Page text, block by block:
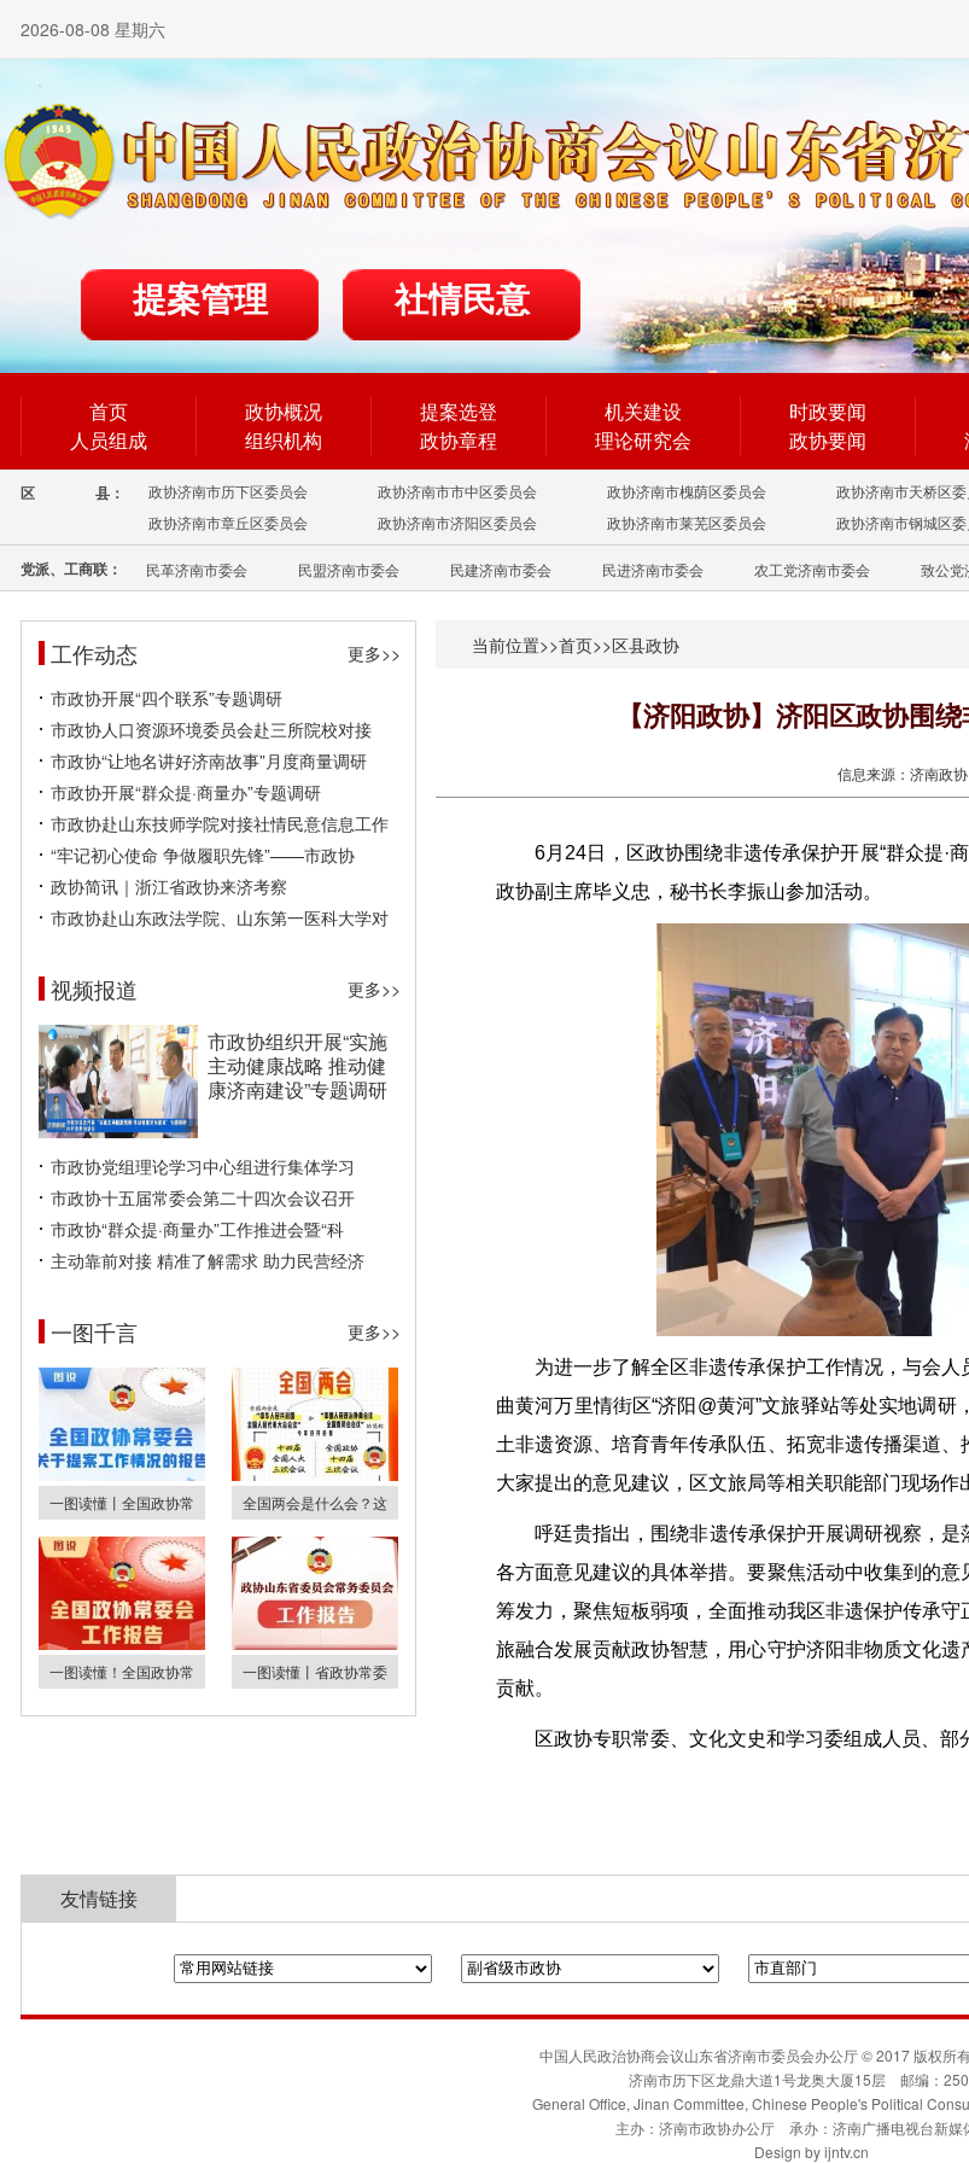
2026-08-08 星期六
提案管理 社情民意
首页
人员组成
政协概况
组织机构
提案选登
政协章程
机关建设
理论研究会
时政要闻
政协要闻
区 县： 政协济南市历下区委员会 政协济南市市中区委员会 政协济南市槐荫区委员会 政协济南市天桥区
政协济南市章丘区委员会
政协济南市济阳区委员会 政协济南市莱芜区委员会 政协济南市钢城区
党派、工商联： 民革济南市委会 民盟济南市委会 民建济南市委会 民进济南市委会 农工党济南市委会 致公党
工作动态
更多>>
市政协开展“四个联系”专题调研
市政协人口资源环境委员会赴三所院校对接
市政协“让地名讲好济南故事”月度商量调研
市政协开展“群众提·商量办”专题调研
市政协赴山东技师学院对接社情民意信息工作
“牢记初心使命 争做履职先锋”——市政协
政协简讯｜浙江省政协来济考察
市政协赴山东政法学院、山东第一医科大学对
视频报道 更多>>
市政协组织开展“实施
主动健康战略 推动健
康济南建设”专题调研
市政协党组理论学习中心组进行集体学习
市政协十五届常委会第二十四次会议召开
市政协“群众提·商量办”工作推进会暨“科
主动靠前对接 精准了解需求 助力民营经济
一图千言 更多>>
一图读懂丨全国政协常 全国两会是什么会？这
一图读懂！全国政协常 一图读懂丨省政协常委
当前位置>>首页>>区县政协
【济阳政协】济阳区政协围
信息来源：济南政协
6月24日，区政协围绕非遗传承保护开展“群众提·
政协副主席毕义忠，秘书长李振山参加活动。
为进一步了解全区非遗传承保护工作情况，与会
曲黄河万里情街区“济阳@黄河”文旅驿站等处实地调
土非遗资源、培育青年传承队伍、拓宽非遗传播渠道
大家提出的意见建议，区文旅局等相关职能部门现场作
呼廷贵指出，围绕非遗传承保护开展调研视察，是
各方面意见建议的具体举措。要聚焦活动中收集到的
筹发力，聚焦短板弱项，全面推动我区非遗保护传承
旅融合发展贡献政协智慧，用心守护济阳非物质文化
贡献。
区政协专职常委、文化文史和学习委组成人员、部
友情链接
中国人民政治协商会议山东省济南市委员会办公厅 © 2017 版权所
济南市历下区龙鼎大道1号龙奥大厦15层 邮编：
General Office, Jinan Committee, Chinese People's Political
主办：济南市政协办公厅 承办：济南广播电视台新媒
Design byijntv.cn